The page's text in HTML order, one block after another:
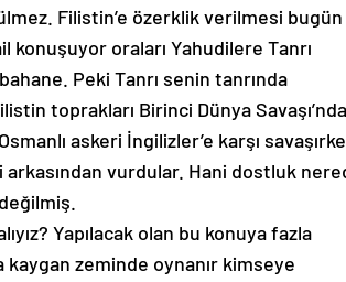
Filistin’e özerklik verilmesi bugün
konuşuyor oraları Yahudilere Tanrı
Peki Tanrı senin tanrında
toprakları Birinci Dünya
askeri İngilizler’e karşı
vurdular. Hani dostluk
Yapılacak olan bu konuya fazla
zeminde oynanır kimseye